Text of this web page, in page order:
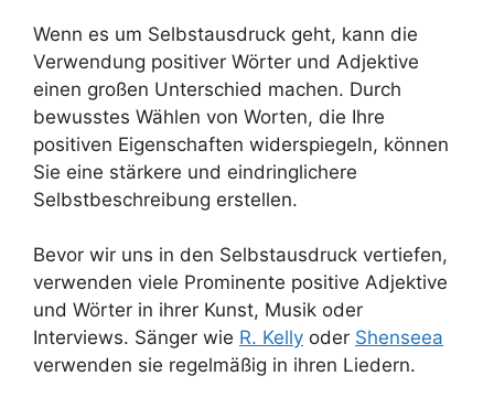
Wenn es um Selbstausdruck geht, kann die
Verwendung positiver Wörter und Adjektive
einen großen Unterschied machen. Durch
bewusstes Wählen von Worten, die Ihre
positiven Eigenschaften widerspiegeln, können
Sie eine stärkere und eindringlichere
Selbstbeschreibung erstellen.
Bevor wir uns in den Selbstausdruck vertiefen,
verwenden viele Prominente positive Adjektive
und Wörter in ihrer Kunst, Musik oder
Interviews. Sänger wie R. Kelly oder Shenseea
verwenden sie regelmäßig in ihren Liedern.